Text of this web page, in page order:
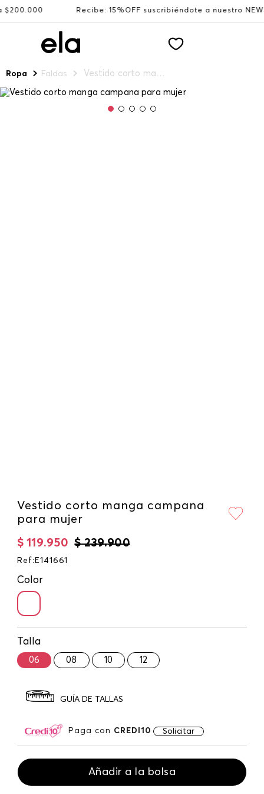
Recibe: 15%OFF suscribiéndote a nuestro
Ropa Faldas Vestido corto manga campana para mujer
Vestido corto manga campana
para mujer
$ 239.900
$ 119.950
Ref : E141661
Color
Talla
06 08 10 12
GUÍA DE TALLAS
Paga con CREDI10 Solicitar
Añadir a la bolsa